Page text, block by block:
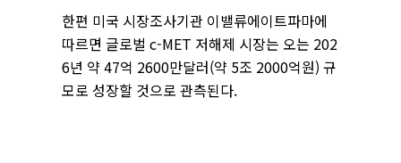
한편 미국 시장조사기관 이밸류에이트파마에
따르면 글로벌 c-MET 저해제 시장는 오는 202
6년 약 47억 2600만달러(약 5조 2000억원) 규
모로 성장할 것으로 관측된다.